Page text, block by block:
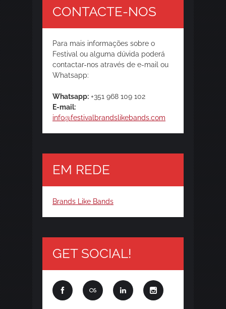
CONTACTE-NOS
Para mais informações sobre o
Festival ou alguma dúvida poderá
contactar-nos através de e-mail ou
Whatsapp:
Whatsapp: +351 968 109 102
E-mail:
info@festivalbrandslikebands.com
EM REDE
Brands Like Bands
GET SOCIAL!